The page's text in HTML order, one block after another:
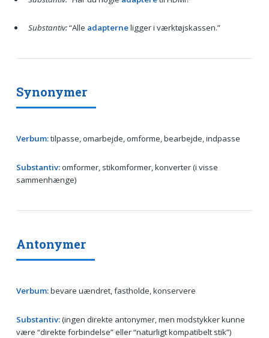
Substantiv:“Alle adapterneligger i værktøjskassen.”
Synonymer
Verbum:tilpasse, omarbejde, omforme, bearbejde, indpasse
Substantiv:omformer, stikomformer, konverter (i visse
sammenhænge)
Antonymer
Verbum:bevare uændret, fastholde, konservere
Substantiv:(ingen direkte antonymer, men modstykker kunne
være “direkte forbindelse” eller “naturligt kompatibelt stik”)